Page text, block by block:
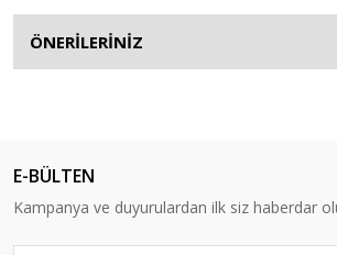
ÖNERİLERİNİZ
E-BÜLTEN
Kampanya ve duyurulardan ilk siz haberdar